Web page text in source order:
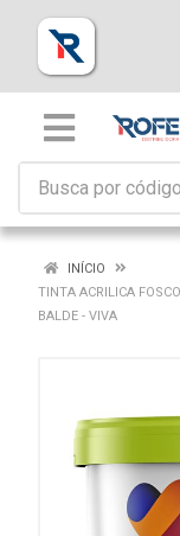
INÍCIO
TINTA ACRILICA
BALDE - VIVA